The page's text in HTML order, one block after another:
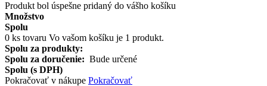
Produkt bol úspešne pridaný do vášho košíku
Množstvo
Spolu
0 ks tovaru Vo vašom košíku je 1 produkt.
Spolu za produkty:
Spolu za doručenie: Bude určené
Spolu (s DPH)
Pokračovať v nákupe Pokračovať